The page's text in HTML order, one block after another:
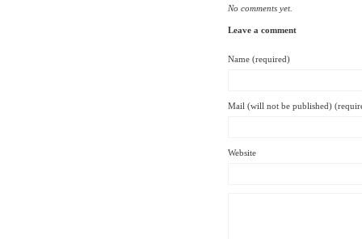
No comments yet.
Leave a comment
Name (required)
Mail (will not be published)
Website